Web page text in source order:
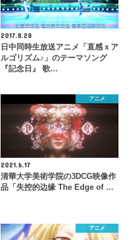
2017.8.28
日中同時生放送アニメ「直感ｘア
ルゴリズム♪」のテーマソング
『記念日』 歌…
アニメ
2021.6.17
清華大学美術学院の3DCG映像作
品「失控的边缘 The Edge of …
アニメ